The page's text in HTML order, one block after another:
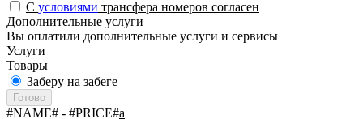
С условиями трансфера номеров согласен
Дополнительные услуги
Вы оплатили дополнительные услуги и сервисы
Услуги
Товары
Заберу на забеге
Готово
#NAME# - #PRICE#a